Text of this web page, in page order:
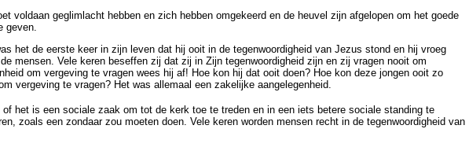
voldaan geglimlacht hebben en zich hebben omgekeerd en de heuvel zijn afgelopen om het goede
geven.
de eerste keer in zijn leven dat hij ooit in de tegenwoordigheid van Jezus stond en hij vroeg
mensen. Vele keren beseffen zij dat zij in Zijn tegenwoordigheid zijn en zij vragen nooit om
om vergeving te vragen wees hij af! Hoe kon hij dat ooit doen? Hoe kon deze jongen ooit zo
vergeving te vragen? Het was allemaal een zakelijke aangelegenheid.
het is een sociale zaak om tot de kerk toe te treden en in een iets betere sociale standing te
zoals een zondaar zou moeten doen. Vele keren worden mensen recht in de tegenwoordigheid van